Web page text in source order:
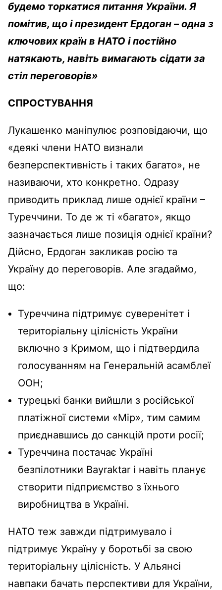
будемо торкатися питання України. Я
помітив, що і президент Ердоган – одна з
ключових країн в НАТО і постійно
натякають, навіть вимагають сідати за
стіл переговорів»
СПРОСТУВАННЯ
Лукашенко маніпулює розповідаючи, що
«деякі члени НАТО визнали
безперспективність і таких багато», не
називаючи, хто конкретно. Одразу
приводить приклад лише однієї країни –
Туреччини. То де ж ті «багато», якщо
зазначається лише позиція однієї країни?
Дійсно, Ердоган закликав росію та
Україну до переговорів. Але згадаймо,
що:
Туреччина підтримує суверенітет і
територіальну цілісність України
включно з Кримом, що і підтвердила
голосуванням на Генеральній асамблеї
ООН;
турецькі банки вийшли з російської
платіжної системи «Мір», тим самим
приєднавшись до санкцій проти росії;
Туреччина постачає Україні
безпілотники Bayraktar і навіть планує
створити підприємство з їхнього
виробництва в Україні.
НАТО теж завжди підтримувало і
підтримує Україну у боротьбі за свою
територіальну цілісність. У Альянсі
навпаки бачать перспективи для України,